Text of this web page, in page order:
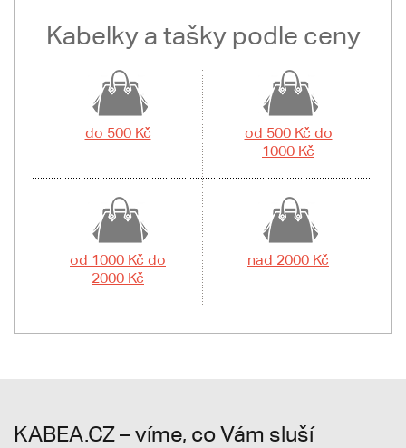
Kabelky a tašky podle ceny
do 500 Kč
od 500 Kč do
1000 Kč
od 1000 Kč do
2000 Kč
nad 2000 Kč
KABEA.CZ – víme, co Vám sluší